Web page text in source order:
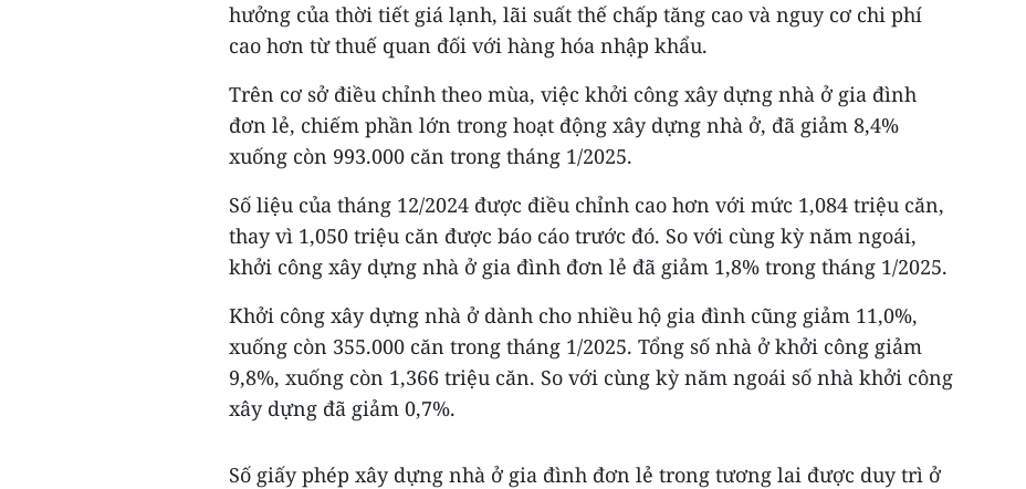
hưởng của thời tiết giá lạnh, lãi suất thế chấp tăng cao và nguy cơ chi phí
cao hơn từ thuế quan đối với hàng hóa nhập khẩu.
Trên cơ sở điều chỉnh theo mùa, việc khởi công xây dựng nhà ở gia đình
đơn lẻ, chiếm phần lớn trong hoạt động xây dựng nhà ở, đã giảm 8,4%
xuống còn 993.000 căn trong tháng 1/2025.
Số liệu của tháng 12/2024 được điều chỉnh cao hơn với mức 1,084 triệu căn,
thay vì 1,050 triệu căn được báo cáo trước đó. So với cùng kỳ năm ngoái,
khởi công xây dựng nhà ở gia đình đơn lẻ đã giảm 1,8% trong tháng 1/2025.
Khởi công xây dựng nhà ở dành cho nhiều hộ gia đình cũng giảm 11,0%,
xuống còn 355.000 căn trong tháng 1/2025. Tổng số nhà ở khởi công giảm
9,8%, xuống còn 1,366 triệu căn. So với cùng kỳ năm ngoái số nhà khởi công
xây dựng đã giảm 0,7%.
Số giấy phép xây dựng nhà ở gia đình đơn lẻ trong tương lai được duy trì ở